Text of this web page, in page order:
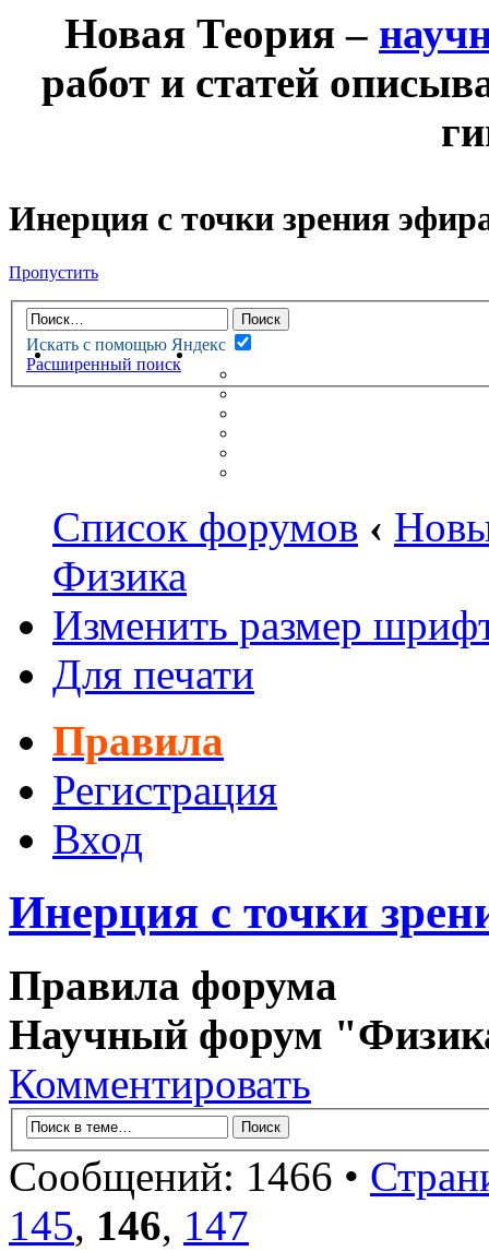
Новая Теория –
работ и статей
Инерция с точки зрения
Пропустить
Искать с помощью Яндекс
Расширенный поиск
НОВАЯ ТЕОРИЯФОРУМ
НЕПРОЧИТАННЫЕ
Список форумов ‹
Физика
Изменить размер
Для печати
Правила
Регистрация
Вход
Инерция с точки
Правила форума
Научный форум
Комментировать
Сообщений: 1466 •
145, 146, 147